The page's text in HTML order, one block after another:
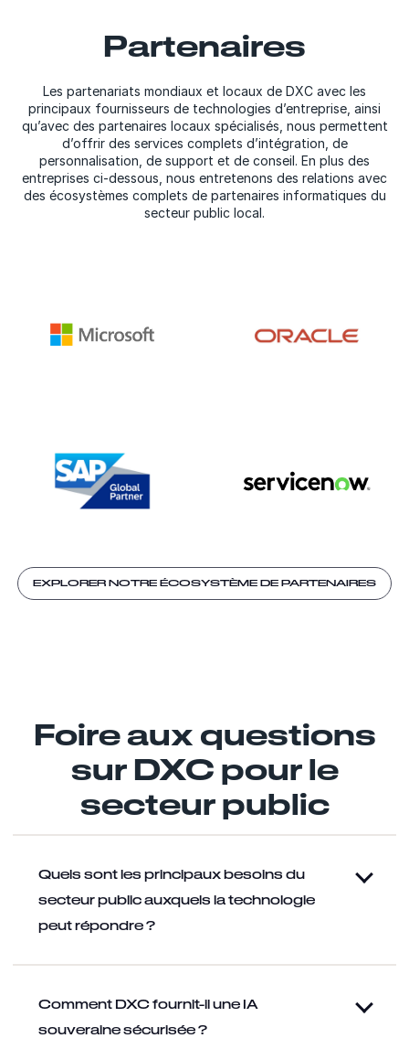
Partenaires
Les partenariats mondiaux et locaux de DXC avec les
principaux fournisseurs de technologies d’entreprise, ainsi
qu’avec des partenaires locaux spécialisés, nous permettent
d’offrir des services complets d’intégration, de
personnalisation, de support et de conseil. En plus des
entreprises ci-dessous, nous entretenons des relations avec
des écosystèmes complets de partenaires informatiques du
secteur public local.
EXPLORER NOTRE ÉCOSYSTÈME DE PARTENAIRES
Foire aux questions
sur DXC pour le
secteur public
Quels sont les principaux besoins du
secteur public auxquels la technologie
peut répondre ?
Comment DXC fournit-il une IA
souveraine sécurisée ?